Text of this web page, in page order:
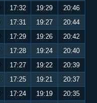
17:32 19:29
20:46
17:31 19:27
20:44
17:29 19:26
20:42
17:28 19:24
20:40
17:27 19:22
20:39
17:25 19:21
20:37
17:24 19:19
20:35